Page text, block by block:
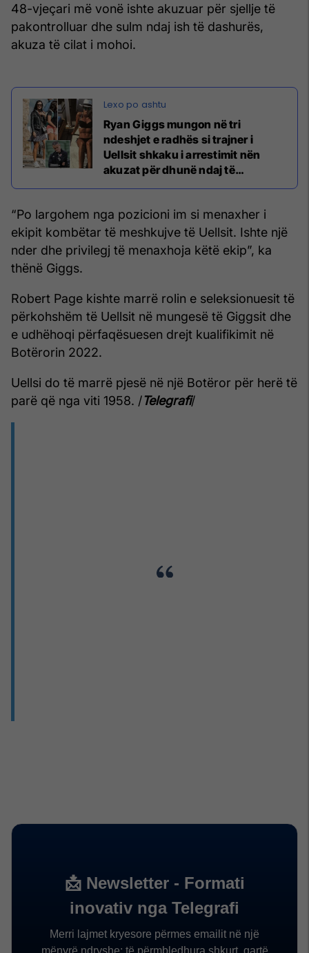
48-vjeçari më vonë ishte akuzuar për sjellje të
pakontrolluar dhe sulm ndaj ish të dashurës,
akuza të cilat i mohoi.
Ryan Giggs mungon në tri
ndeshjet e radhës si trajner i
Uellsit shkaku i arrestimit nën
akuzat për dhunë ndaj të
“Po largohem nga pozicioni im si menaxher i
ekipit kombëtar të meshkujve të Uellsit. Ishte një
nder dhe privilegj të menaxhoja këtë ekip”, ka
thënë Giggs.
Robert Page kishte marrë rolin e seleksionuesit të
përkohshëm të Uellsit në mungesë të Giggsit dhe
e udhëhoqi përfaqësuesen drejt kualifikimit në
Botërorin 2022.
Uellsi do të marrë pjesë në një Botëror për herë të
parë që nga viti 1958. /Telegrafi/